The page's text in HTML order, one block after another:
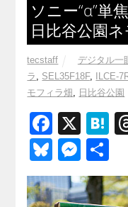
ソニー“α”単
日比谷公園ネ
tecstaff デジタル一
ラ , SEL35F18F, ILCE-
モフィラ畑 , 日比谷公園
F
a
c
e
X
H
e
n
Bl
u
e
M
e
ss